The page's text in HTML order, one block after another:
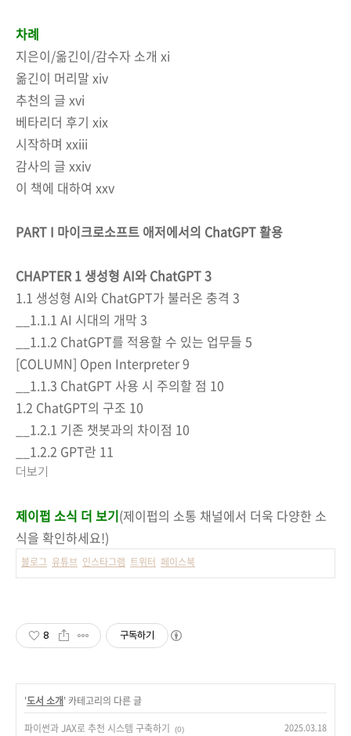
차례
지은이/옮긴이/감수자 소개 xi
옮긴이 머리말 xiv
추천의 글 xvi
베타리더 후기 xix
시작하며 xxiii
감사의 글 xxiv
이 책에 대하여 xxv
PART I 마이크로소프트 애저에서의 ChatGPT 활용
CHAPTER 1 생성형 AI와 ChatGPT 3
1.1 생성형 AI와 ChatGPT가 불러온 충격 3
__1.1.1 AI 시대의 개막 3
__1.1.2 ChatGPT를 적용할 수 있는 업무들 5
[COLUMN] Open Interpreter 9
__1.1.3 ChatGPT 사용 시 주의할 점 10
1.2 ChatGPT의 구조 10
__1.2.1 기존 챗봇과의 차이점 10
__1.2.2 GPT란 11
더보기
제이펍 소식 더 보기(제이펍의 소통 채널에서 더욱 다양한 소
식을 확인하세요!)
블로그 유튜브 인스타그램 트위터 페이스북
8 구독하기
'도서 소개' 카테고리의 다른 글
파이썬과 JAX로 추천 시스템 구축하기
(0) 2025.03.18